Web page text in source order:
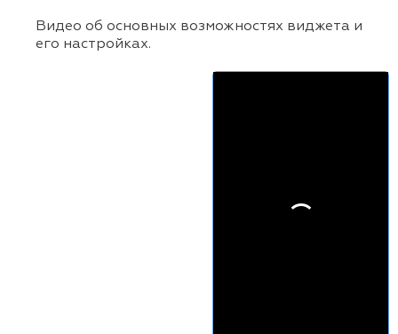
Видео об основных возможностях виджета и
его настройках.